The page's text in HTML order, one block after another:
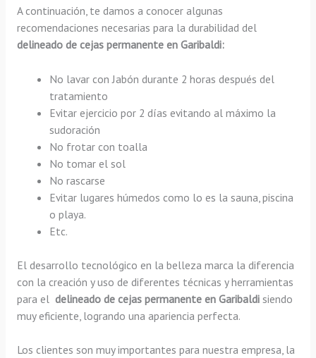
A continuación, te damos a conocer algunas
recomendaciones necesarias para la durabilidad del
delineado de cejas permanente en Garibaldi:
No lavar con Jabón durante 2 horas después del
tratamiento
Evitar ejercicio por 2 días evitando al máximo la
sudoración
No frotar con toalla
No tomar el sol
No rascarse
Evitar lugares húmedos como lo es la sauna, piscina
o playa.
Etc.
El desarrollo tecnológico en la belleza marca la diferencia
con la creación y uso de diferentes técnicas y herramientas
para el delineado de cejas permanente en Garibaldisiendo
muy eficiente, logrando una apariencia perfecta.
Los clientes son muy importantes para nuestra empresa, la